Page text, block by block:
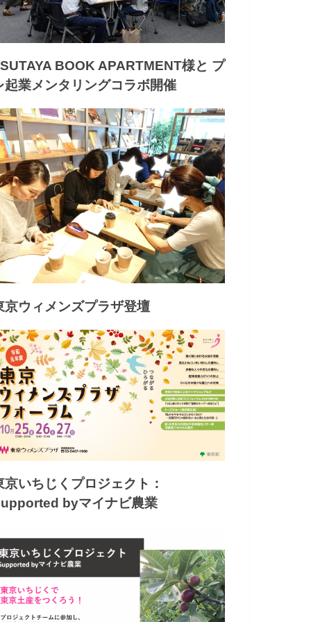
BOOK APARTMENT様と プ
起業メンタリングコラボ開催
京ウィメンズプラザ登壇
京いちじくプロジェクト：
byマイナビ農業